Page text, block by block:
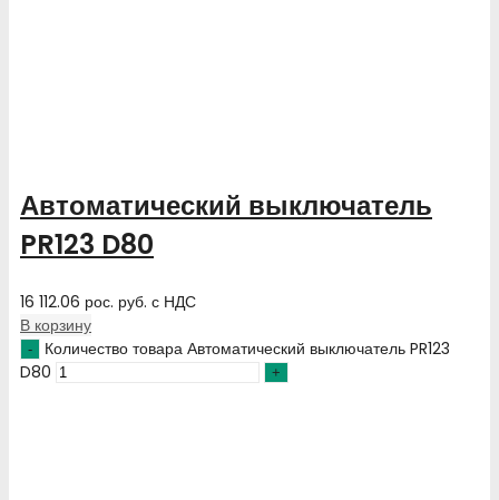
Автоматический выключатель
PR123 D80
16 112.06 рос. руб. с НДС
В корзину
Количество товара Автоматический выключатель PR123
D80